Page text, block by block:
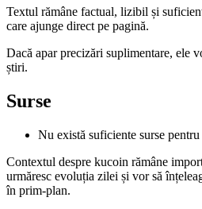
Textul rămâne factual, lizibil și
care ajunge direct pe pagină.
Dacă apar precizări suplimentare, ele
știri.
Surse
Nu există suficiente surse pentru
Contextul despre kucoin rămâne
urmăresc evoluția zilei și vor să
în prim-plan.